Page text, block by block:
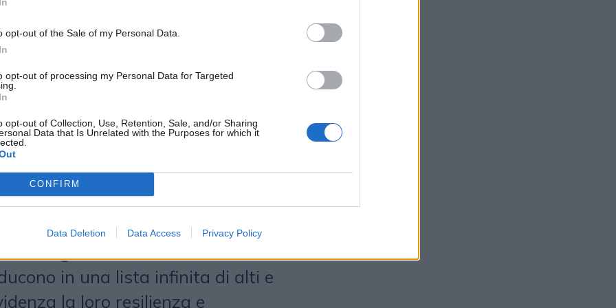
opt-out of the Sale of my Personal Data.
opt-out of processing my Personal Data for Targeted
opt-out of Collection, Use, Retention, Sale, and/or Sharing
Data that Is Unrelated with the Purposes for which it
CONFIRM
Data Deletion Data Access Privacy Policy
già il marchio a livello europeo
a livello globale alla fine dello
pitch. Lilly racconta il valore
medicina si basa sul metodo
rigoroso che porta a scoperte
applica anche agli atleti e ai
il metodo scientifico per
i progressi e come il
non sia mai concluso. Alla
sono gli atleti e le loro storie
in una lista infinita di alti e
la loro resilienza e